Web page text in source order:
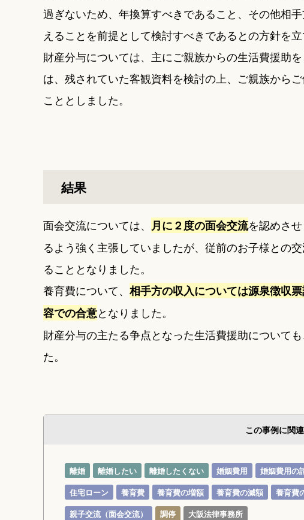
過ぎないため、年換算すべきであること、その他相
えることを前提として検討すべきであるとの方針を立
財産分与については、主にご親族からの生活費援助
は、残されていた客観資料を検討の上、ご親族から
こととしました。
結果
面会交流については、 月に２度の面会交流を認めさ
るよう強く主張していましたが、従前のお子様との
ることとなりました。
養育費について、 相手方の収入については源泉徴収
容での合意となりました。
財産分与の主たる争点となった生活費援助について
た。
この事例に関
離婚 離婚したい 離婚したくない 婚姻費用 婚姻費用の
住宅ローン
養育費 養育費の増額 養育費の減額 養育費
親子交流（面会交流）
調停 大阪法律事務所